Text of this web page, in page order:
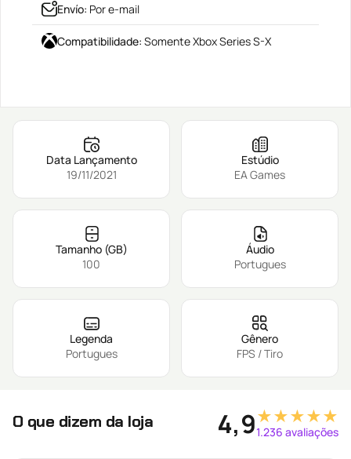
Envío: Por e-mail
Compatibilidade: Somente Xbox Series S-X
Data Lançamento
19/11/2021
Estúdio
EA Games
Tamanho (GB)
100
Áudio
Portugues
Legenda
Portugues
Gênero
FPS / Tiro
O que dizem da loja 4,9★★★★★
1.236 avaliações